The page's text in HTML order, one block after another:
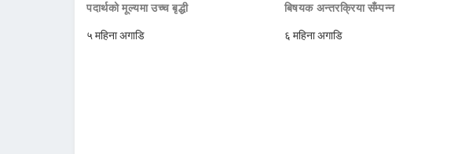
पदार्थको मूल्यमा उच्च बृद्धी
५ महिना अगाडि
बिषयक अन्तरक्रिया सँम्पन्न
६ महिना अगाडि